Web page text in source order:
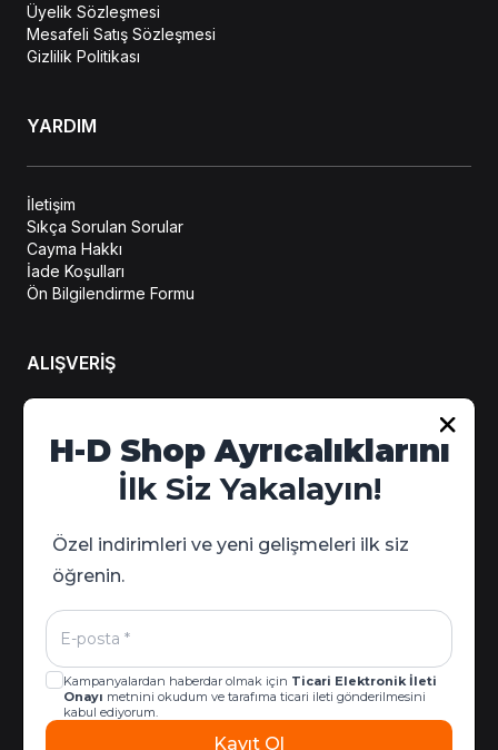
Üyelik Sözleşmesi
Mesafeli Satış Sözleşmesi
Gizlilik Politikası
YARDIM
İletişim
Sıkça Sorulan Sorular
Cayma Hakkı
İade Koşulları
Ön Bilgilendirme Formu
ALIŞVERİŞ
Hesabım
Sipariş Takip
Kampanya Detayları
H-D Shop Ayrıcalıklarını
İlk Siz Yakalayın!
Özel indirimleri ve yeni gelişmeleri ilk siz
öğrenin.
Kampanyalardan haberdar olmak için Ticari Elektronik İleti
Onayı metnini okudum ve tarafıma ticari ileti gönderilmesini
kabul ediyorum.
Kayıt Ol